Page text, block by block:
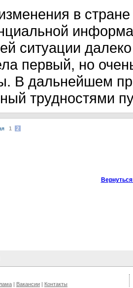
в
ситуации
первый, но
В дальнейшем
трудностями
1 2
| Вакансии | Контакты